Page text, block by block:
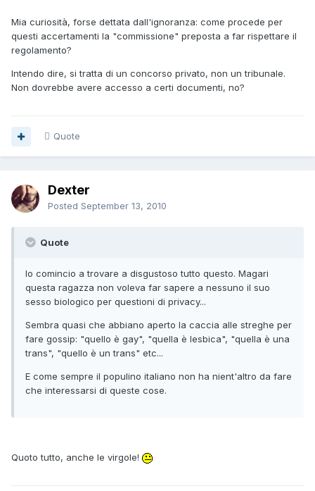
Mia curiosità, forse dettata dall'ignoranza: come procede per
questi accertamenti la "commissione" preposta a far rispettare il
regolamento?
Intendo dire, si tratta di un concorso privato, non un tribunale.
Non dovrebbe avere accesso a certi documenti, no?
Quote
Dexter
Posted September 13, 2010
Quote
Io comincio a trovare a disgustoso tutto questo. Magari
questa ragazza non voleva far sapere a nessuno il suo
sesso biologico per questioni di privacy...
Sembra quasi che abbiano aperto la caccia alle streghe per
fare gossip: "quello è gay", "quella è lesbica", "quella è una
trans", "quello è un trans" etc...
E come sempre il populino italiano non ha nient'altro da fare
che interessarsi di queste cose.
Quoto tutto, anche le virgole!